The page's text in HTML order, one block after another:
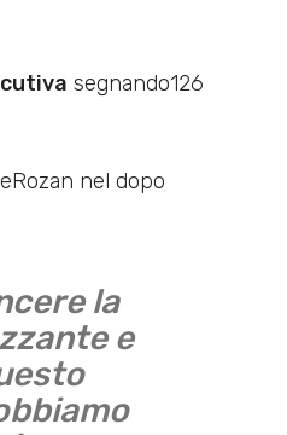
segnando126
nel dopo
la
e